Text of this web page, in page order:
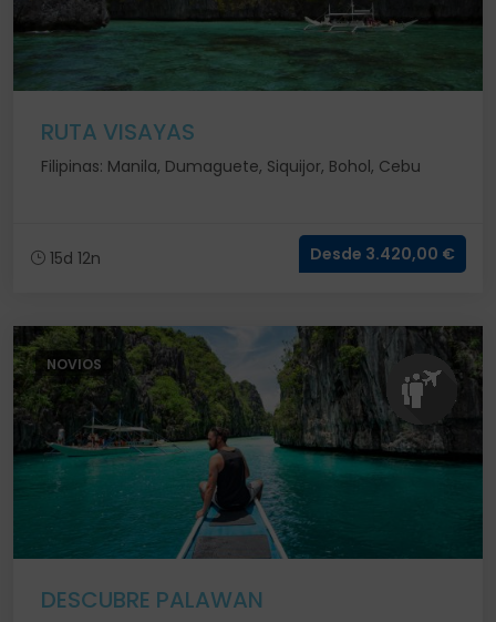
RUTA VISAYAS
Filipinas: Manila, Dumaguete, Siquijor, Bohol, Cebu
15d 12n Desde 3.420,00 €
NOVIOS
DESCUBRE PALAWAN